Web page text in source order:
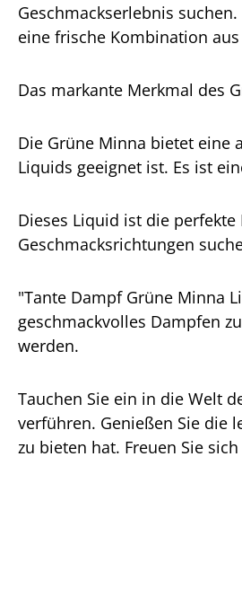
Geschmackserlebnis
eine frische Kombination
Das markante Merkmal des
Die Grüne Minna bietet eine
Liquids geeignet ist. Es ist
Dieses Liquid ist die
Geschmacksrichtungen
"Tante Dampf Grüne Minna
geschmackvolles Dampfen
werden.
Tauchen Sie ein in die Welt
verführen. Genießen Sie die
zu bieten hat. Freuen Sie